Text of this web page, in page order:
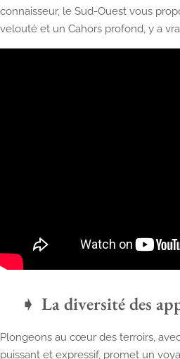
connaisseur, le Sud-Ouest vous
velouté et un Cahors profond, y a
La diversité des
Plongeons au cœur des terroirs,
puissant et expressif, promet un